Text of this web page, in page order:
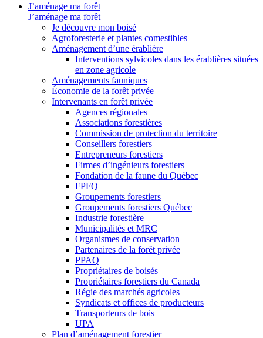
J’aménage ma forêt
J’aménage ma forêt
Je découvre mon boisé
Agroforesterie et plantes comestibles
Aménagement d’une érablière
Interventions sylvicoles dans les érablières situées
en zone agricole
Aménagements fauniques
Économie de la forêt privée
Intervenants en forêt privée
Agences régionales
Associations forestières
Commission de protection du territoire
Conseillers forestiers
Entrepreneurs forestiers
Firmes d’ingénieurs forestiers
Fondation de la faune du Québec
FPFQ
Groupements forestiers
Groupements forestiers Québec
Industrie forestière
Municipalités et MRC
Organismes de conservation
Partenaires de la forêt privée
PPAQ
Propriétaires de boisés
Propriétaires forestiers du Canada
Régie des marchés agricoles
Syndicats et offices de producteurs
Transporteurs de bois
UPA
Plan d’aménagement forestier